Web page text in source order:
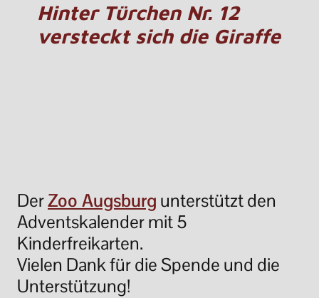
Hinter Türchen Nr. 12
versteckt sich die Giraffe
DerZoo Augsburg unterstützt den
Adventskalender mit 5
Kinderfreikarten.
Vielen Dank für die Spende und die
Unterstützung!